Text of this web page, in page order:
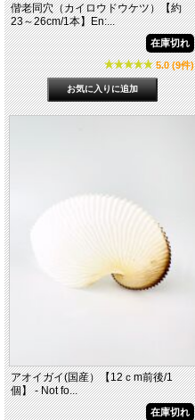
偕老同穴（カイロウドウケツ）【約
23～26cm/1本】En:...
在庫切れ
5.0 (9件)
アオイガイ(国産）【12ｃm前後/1
個】 - Not fo...
在庫切れ